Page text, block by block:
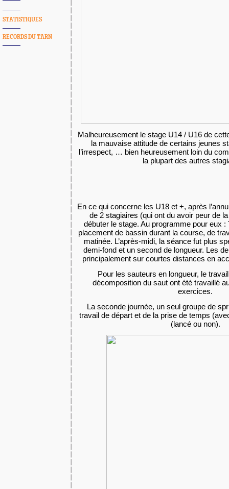
STATISTIQUES
RECORDS DU TARN
Malheureusement le stage U14 / U16 de
la mauvaise attitude de certains jeunes
l’irrespect, … bien heureusement loin du
la plupart des autres
En ce qui concerne les U18 et +, après
de 2 stagiaires (qui ont du avoir peur de
débuter le stage. Au programme pour eux :
placement de bassin durant la course, de
matinée. L’après-midi, la séance fut plus
demi-fond et un second de longueur. Les
principalement sur courtes distances en
Pour les sauteurs en longueur, le
décomposition du saut ont été travaillé
exercices.
La seconde journée, un seul groupe de
travail de départ et de la prise de temps
(lancé ou non).